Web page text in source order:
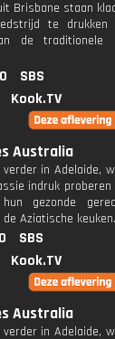
Brisbane staan
te drukken
de traditionele
SBS
Kook.TV
Australia
in Adelaide,
indruk
gezonde
Aziatische keuken.
SBS
Kook.TV
Australia
in Adelaide,